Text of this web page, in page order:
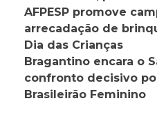
AFPESP promove
arrecadação de
Dia das Crianças
Bragantino encara o
confronto decisivo
Brasileirão Feminino